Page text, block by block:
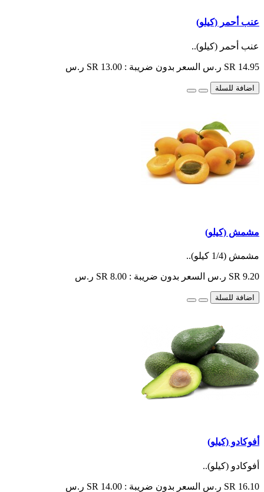
عنب أحمر (كيلو)
عنب أحمر (كيلو)..
SR 14.95 ر.س السعر بدون ضريبة : SR 13.00 ر.س
اضافة للسلة
مشمش (كيلو)
مشمش (1/4 كيلو)..
SR 9.20 ر.س السعر بدون ضريبة : SR 8.00 ر.س
اضافة للسلة
أفوكادو (كيلو)
أفوكادو (كيلو)..
SR 16.10 ر.س السعر بدون ضريبة : SR 14.00 ر.س